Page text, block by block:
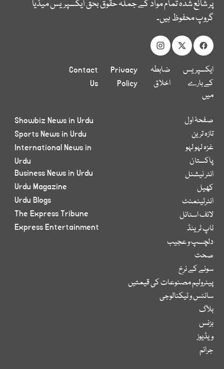
پر شائع شدہ تمام مواد کے جملہ حقوق بحق ایکسپریس میڈیا
گروپ محفوظ ہیں۔
ایکسپریس
کے بارے
میں
ضابطہ
اخلاق
Privacy
Policy
Contact
Us
صفحۂ اول
تازہ ترین
غزہ لہو لہو
پاکستان
انٹر نیشنل
کھیل
انٹرٹینمنٹ
لائف اسٹائل
ٹاپ ٹرینڈ
دلچسپ و عجیب
صحت
سونے کے نرخ
پیٹرولیم مصنوعات کی قیمتیں
سائنس و ٹیکنالوجی
بلاگ
بزنس
ویڈیوز
جرائم
Showbiz News in Urdu
Sports News in Urdu
International News in
Urdu
Business News in Urdu
Urdu Magazine
Urdu Blogs
The Express Tribune
Express Entertainment